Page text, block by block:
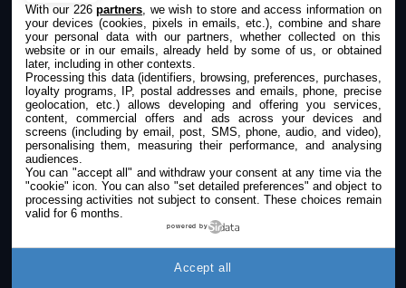
IPHONEADDICT
Actualité Apple
Archives keynotes
Contact
À propos
KultureGeek
With our 226partners , we wish to store and access information on
your devices (cookies, pixels in emails, etc.), combine and share
your personal data with our partners, whether collected on this
website or in our emails, already held by some of us, or obtained
later, including in other contexts.
Processing this data (identifiers, browsing, preferences, purchases,
loyalty programs, IP, postal addresses and emails, phone, precise
geolocation, etc.) allows developing and offering you services,
content, commercial offers and ads across your devices and
screens (including by email, post, SMS, phone, audio, and video),
personalising them, measuring their performance, and analysing
audiences.
You can "accept all" and withdraw your consent at any time via the
"cookie" icon. You can also "set detailed preferences" and object to
processing activities not subject to consent. These choices remain
valid for 6 months.
powered by
Accept all